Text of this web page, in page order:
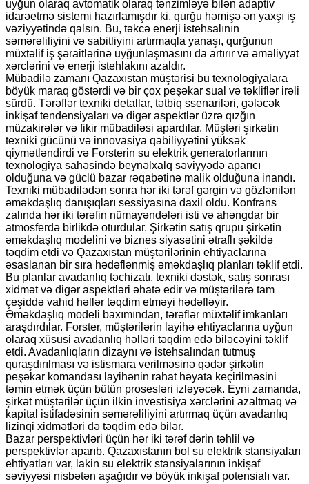
uyğun olaraq avtomatik olaraq tənzimləyə bilən adaptiv
idarəetmə sistemi hazırlamışdır ki, qurğu həmişə ən yaxşı iş
vəziyyətində qalsın. Bu, təkcə enerji istehsalının
səmərəliliyini və sabitliyini artırmaqla yanaşı, qurğunun
müxtəlif iş şəraitlərinə uyğunlaşmasını da artırır və əməliyyat
xərclərini və enerji istehlakını azaldır.
Mübadilə zamanı Qazaxıstan müştərisi bu texnologiyalara
böyük maraq göstərdi və bir çox peşəkar sual və təkliflər irəli
sürdü. Tərəflər texniki detallar, tətbiq ssenariləri, gələcək
inkişaf tendensiyaları və digər aspektlər üzrə qızğın
müzakirələr və fikir mübadiləsi apardılar. Müştəri şirkətin
texniki gücünü və innovasiya qabiliyyətini yüksək
qiymətləndirdi və Forsterin su elektrik generatorlarının
texnologiya sahəsində beynəlxalq səviyyədə aparıcı
olduğuna və güclü bazar rəqabətinə malik olduğuna inandı.
Texniki mübadilədən sonra hər iki tərəf gərgin və gözlənilən
əməkdaşlıq danışıqları sessiyasına daxil oldu. Konfrans
zalında hər iki tərəfin nümayəndələri isti və ahəngdar bir
atmosferdə birlikdə oturdular. Şirkətin satış qrupu şirkətin
əməkdaşlıq modelini və biznes siyasətini ətraflı şəkildə
təqdim etdi və Qazaxıstan müştərilərinin ehtiyaclarına
əsaslanan bir sıra hədəflənmiş əməkdaşlıq planları təklif etdi.
Bu planlar avadanlıq təchizatı, texniki dəstək, satış sonrası
xidmət və digər aspektləri əhatə edir və müştərilərə tam
çeşiddə vahid həllər təqdim etməyi hədəfləyir.
Əməkdaşlıq modeli baxımından, tərəflər müxtəlif imkanları
araşdırdılar. Forster, müştərilərin layihə ehtiyaclarına uyğun
olaraq xüsusi avadanlıq həlləri təqdim edə biləcəyini təklif
etdi. Avadanlıqların dizaynı və istehsalından tutmuş
quraşdırılması və istismara verilməsinə qədər şirkətin
peşəkar komandası layihənin rahat həyata keçirilməsini
təmin etmək üçün bütün prosesləri izləyəcək. Eyni zamanda,
şirkət müştərilər üçün ilkin investisiya xərclərini azaltmaq və
kapital istifadəsinin səmərəliliyini artırmaq üçün avadanlıq
lizinqi xidmətləri də təqdim edə bilər.
Bazar perspektivləri üçün hər iki tərəf dərin təhlil və
perspektivlər aparıb. Qazaxıstanın bol su elektrik stansiyaları
ehtiyatları var, lakin su elektrik stansiyalarının inkişaf
səviyyəsi nisbətən aşağıdır və böyük inkişaf potensialı var.